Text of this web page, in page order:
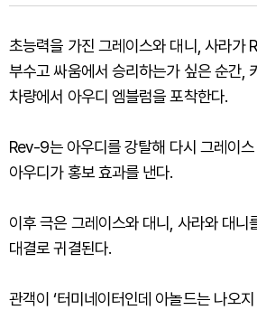
초능력을 가진 그레이스와 대니, 사라가
부수고 싸움에서 승리하는가 싶은 순간,
차량에서 아우디 엠블럼을 포착한다.
Rev-9는 아우디를 강탈해 다시 그레이스
아우디가 홍보 효과를 낸다.
이후 극은 그레이스와 대니, 사라와 대니
대결로 귀결된다.
관객이 ‘터미네이터인데 아놀드는 나오